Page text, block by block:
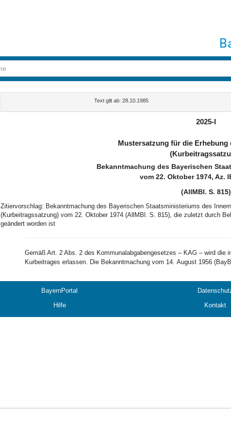
Text gilt ab: 28.10.1985
2025-I
Mustersatzung für die Erhebung
Bekanntmachung des Bayerischen
vom 22. Oktober 1974, Az.
(AllMBl. S. 815)
Zitiervorschlag: Bekanntmachung des Bayerischen Staatsministeriums des
(Kurbeitragssatzung) vom 22. Oktober 1974 (AllMBl. S. 815), die zuletzt durch
geändert worden ist
Gemäß Art. 2 Abs. 2 des Kommunalabgabengesetzes – KAG – wird die
Kurbeitrages erlassen. Die Bekanntmachung vom 14. August 1956
BayernPortal
Hilfe Kontakt